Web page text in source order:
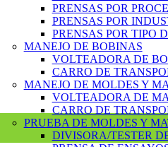
PRENSAS POR
PRENSAS POR
PRENSAS POR TIPO
MANEJO DE BOBINAS
VOLTEADORA DE
CARRO DE
MANEJO DE MOLDES Y
VOLTEADORA DE
CARRO DE
PRUEBA DE MOLDES Y
DIVISORA/TESTER